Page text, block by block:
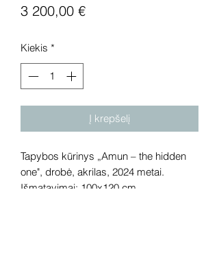
3 200,00 €Price
Kiekis *
Į krepšelį
Tapybos kūrinys „Amun – the hidden
one", drobė, akrilas, 2024 metai.
Išmatavimai: 100x120 cm.